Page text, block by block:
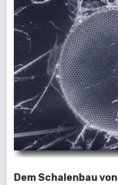
Dem Schalenbau